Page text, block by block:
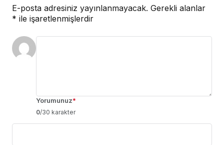
E-posta adresiniz yayınlanmayacak. Gerekli alanlar
* ile işaretlenmişlerdir
Yorumunuz*
0/30 karakter